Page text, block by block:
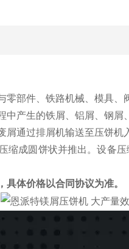
零部件、铁路机械、模具
产生的铁屑、铝屑、钢屑
屑通过排屑机输送至压饼
缩成圆饼状并推出。设备
体价格以合同协议为准。